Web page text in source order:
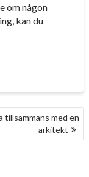
om någon
kan du
tillsammans med en
arkitekt